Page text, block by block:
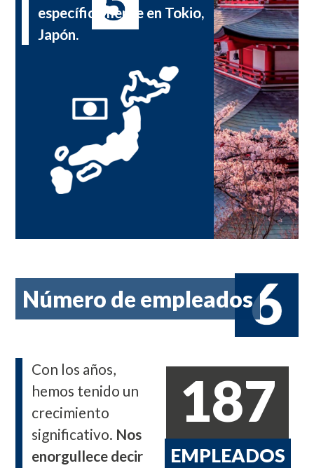
específicamente en Tokio,
Japón.
Número de empleados
Con los años,
hemos tenido un
crecimiento
significativo. Nos
enorgullece decir
187
EMPLEADOS